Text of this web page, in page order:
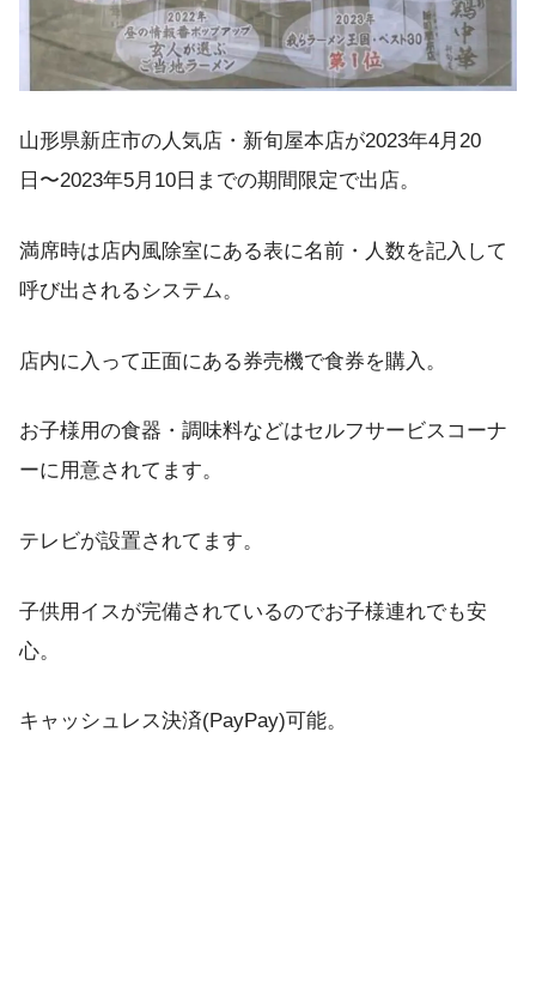
山形県新庄市の人気店・新旬屋本店が2023年4月20
日〜2023年5月10日までの期間限定で出店。
満席時は店内風除室にある表に名前・人数を記入して
呼び出されるシステム。
店内に入って正面にある券売機で食券を購入。
お子様用の食器・調味料などはセルフサービスコーナ
ーに用意されてます。
テレビが設置されてます。
子供用イスが完備されているのでお子様連れでも安
心。
キャッシュレス決済(PayPay)可能。